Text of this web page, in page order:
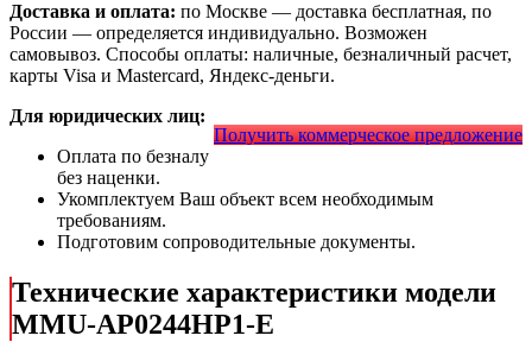
Доставка и оплата: по Москве — доставка бесплатная, по
России — определяется индивидуально. Возможен
самовывоз. Способы оплаты: наличные, безналичный расчет,
карты Visa и Mastercard, Яндекс-деньги.
Получить коммерческое предложение
Для юридических лиц:
Оплата по безналу
без наценки.
Укомплектуем Ваш объект всем необходимым
требованиям.
Подготовим сопроводительные документы.
Технические характеристики модели
MMU-AP0244HP1-E